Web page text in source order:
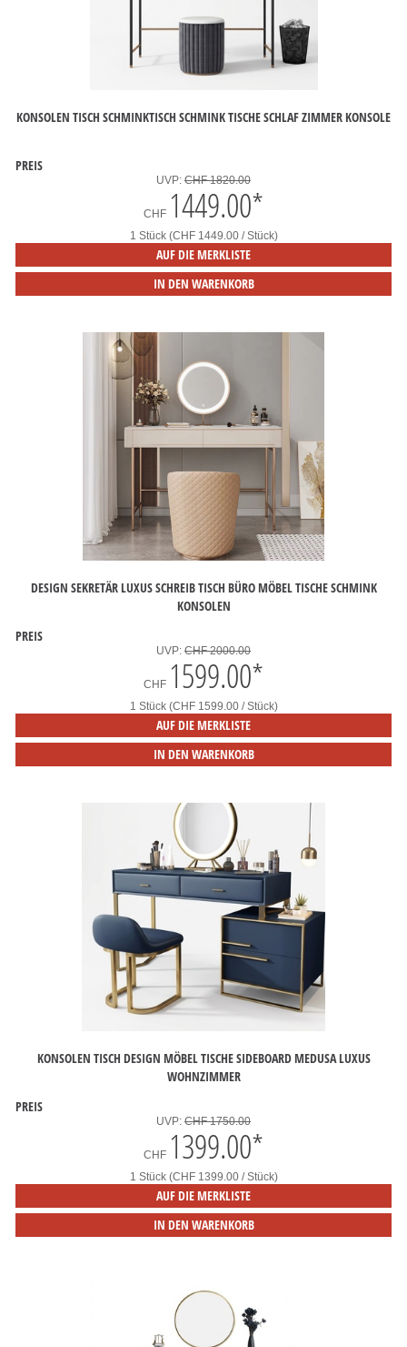
KONSOLEN TISCH SCHMINKTISCH SCHMINK TISCHE SCHLAF ZIMMER KONSOLE
PREIS
UVP: CHF 1820.00
CHF 1449.00*
1 Stück (CHF 1449.00 / Stück)
AUF DIE MERKLISTE
IN DEN WARENKORB
DESIGN SEKRETÄR LUXUS SCHREIB TISCH BÜRO MÖBEL TISCHE SCHMINK
KONSOLEN
PREIS
UVP: CHF 2000.00
CHF 1599.00*
1 Stück (CHF 1599.00 / Stück)
AUF DIE MERKLISTE
IN DEN WARENKORB
KONSOLEN TISCH DESIGN MÖBEL TISCHE SIDEBOARD MEDUSA LUXUS
WOHNZIMMER
PREIS
UVP: CHF 1750.00
CHF 1399.00*
1 Stück (CHF 1399.00 / Stück)
AUF DIE MERKLISTE
IN DEN WARENKORB